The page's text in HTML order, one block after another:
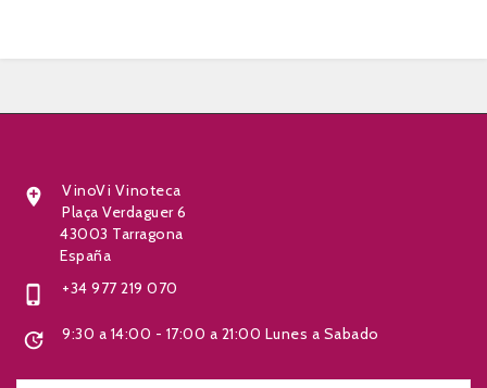

VinoVi Vinoteca
Plaça Verdaguer 6
43003 Tarragona
España
 +34 977 219 070
 9:30 a 14:00 - 17:00 a 21:00 Lunes a Sabado